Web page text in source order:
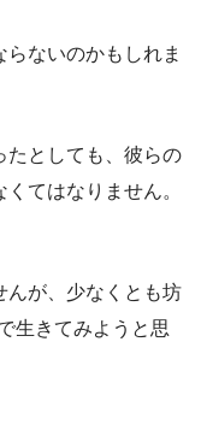
ないのかもしれま
たとしても、彼らの
てはなりません。
んが、少なくとも坊
生きてみようと思